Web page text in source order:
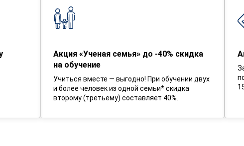
Акция «Ученая семья» до -40% скидка
на обучение
Учиться вместе — выгодно! При обучении двух
и более человек из одной семьи* скидка
второму (третьему) составляет 40%.